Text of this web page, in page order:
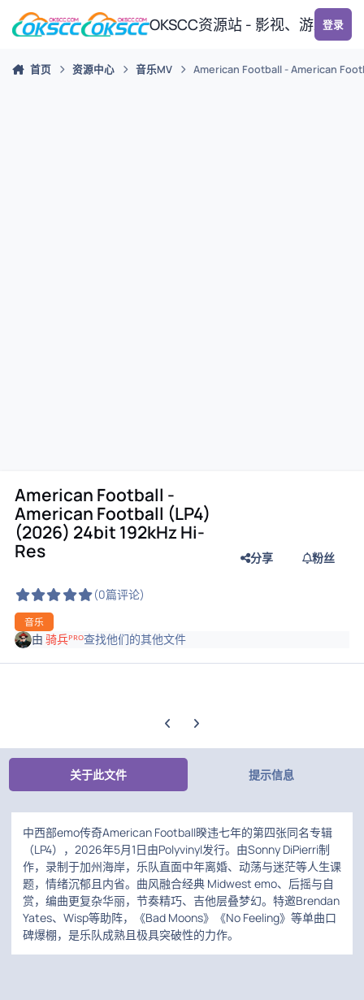
跳转到帖子
OKSCC资源站 - 影视、游戏、
登录
首页 资源中心 音乐MV American Football - American
American Football -
American Football (LP4)
(2026) 24bit 192kHz Hi-
Res
(0篇评论)
音乐
分享 粉丝
由骑兵ᴾᴿᴼ查找他们的其他文件
上一张轮播幻灯片
下一张轮播幻灯片
关于此文件 提示信息
中西部emo传奇American Football暌违七年的第四张同名专辑
（LP4），2026年5月1日由Polyvinyl发行。由Sonny DiPierri制
作，录制于加州海岸，乐队直面中年离婚、动荡与迷茫等人生课
题，情绪沉郁且内省。曲风融合经典 Midwest emo、后摇与自
赏，编曲更复杂华丽，节奏精巧、吉他层叠梦幻。特邀Brendan
Yates、Wisp等助阵，《Bad Moons》《No Feeling》等单曲口
碑爆棚，是乐队成熟且极具突破性的力作。